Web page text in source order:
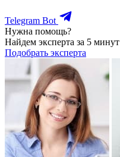
Telegram Bot
Нужна помощь?
Найдем эксперта за 5 минут
Подобрать эксперта